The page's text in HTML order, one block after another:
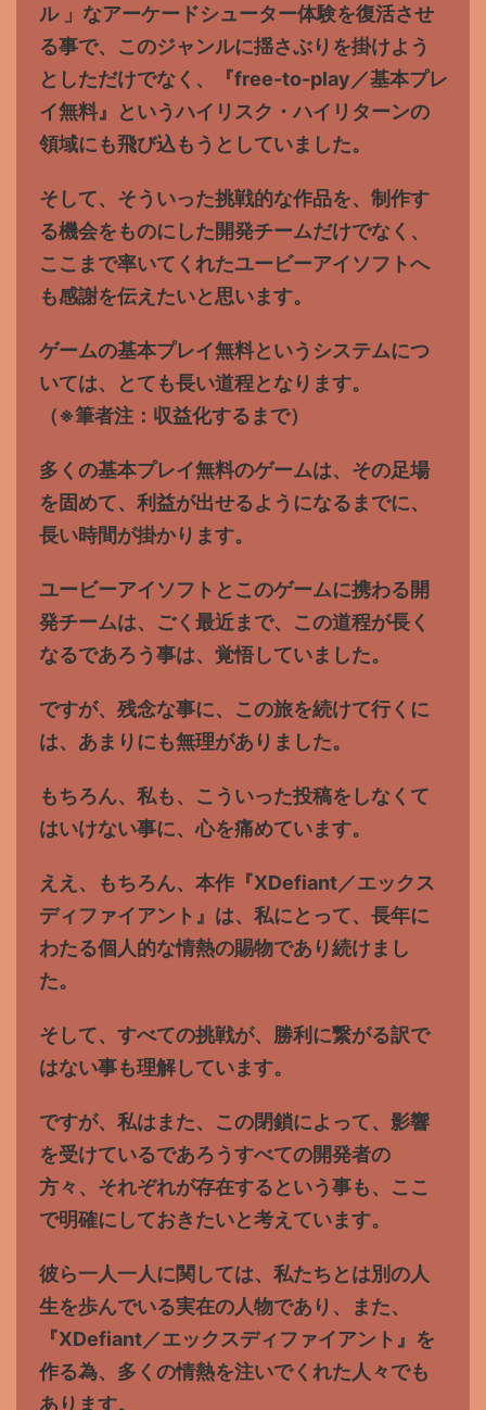
ル 」なアーケードシューター体験を復活させ
る事で、このジャンルに揺さぶりを掛けよう
としただけでなく、『free-to-play／基本プレ
イ無料』というハイリスク・ハイリターンの
領域にも飛び込もうとしていました。
そして、そういった挑戦的な作品を、制作す
る機会をものにした開発チームだけでなく、
ここまで率いてくれたユービーアイソフトへ
も感謝を伝えたいと思います。
ゲームの基本プレイ無料というシステムにつ
いては、とても長い道程となります。
（※筆者注：収益化するまで）
多くの基本プレイ無料のゲームは、その足場
を固めて、利益が出せるようになるまでに、
長い時間が掛かります。
ユービーアイソフトとこのゲームに携わる開
発チームは、ごく最近まで、この道程が長く
なるであろう事は、覚悟していました。
ですが、残念な事に、この旅を続けて行くに
は、あまりにも無理がありました。
もちろん、私も、こういった投稿をしなくて
はいけない事に、心を痛めています。
ええ、もちろん、本作『XDefiant／エックス
ディファイアント』は、私にとって、長年に
わたる個人的な情熱の賜物であり続けまし
た。
そして、すべての挑戦が、勝利に繋がる訳で
はない事も理解しています。
ですが、私はまた、この閉鎖によって、影響
を受けているであろうすべての開発者の
方々、それぞれが存在するという事も、ここ
で明確にしておきたいと考えています。
彼ら一人一人に関しては、私たちとは別の人
生を歩んでいる実在の人物であり、また、
『XDefiant／エックスディファイアント』を
作る為、多くの情熱を注いでくれた人々でも
あります。